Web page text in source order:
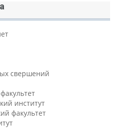
свершений
институт
факультет